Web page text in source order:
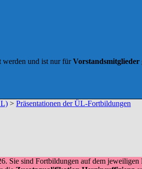
werden und ist nur fürVorstandsmitglieder
> Präsentationen der ÜL-Fortbildungen
Sie sind Fortbildungen auf dem